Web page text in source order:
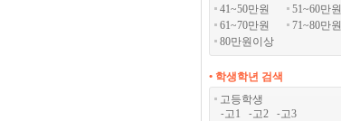
41~50만원
51~60만원
61~70만원
71~80만원
80만원이상
• 학생학년 검색
고등학생
-고1 -고2 -고3